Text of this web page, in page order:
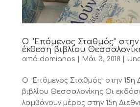
Ο “Επόμενος Σταθμός” στην
έκθεση βιβλίου
από domianos Μάι 3, 2018
Ο “Επόμενος Σταθμός” στην 15η
βιβλίου Θεσσαλονίκης Οι
λαμβάνουν μέρος στην 15η